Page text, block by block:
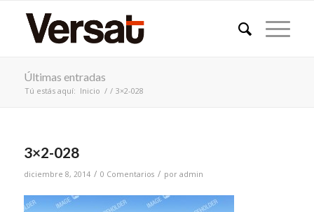
Últimas entradas
Tú estás aquí: Inicio / / 3×2-028
3×2-028
diciembre 8, 2014 / 0 Comentarios / por admin